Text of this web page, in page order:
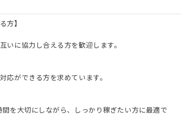
方】
いに協力し合える方を歓迎します。
応ができる方を求めています。
を大切にしながら、しっかり稼ぎたい方に最適で